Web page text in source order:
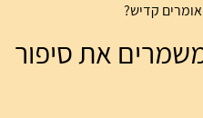
קדיש?
משמרים את סיפור